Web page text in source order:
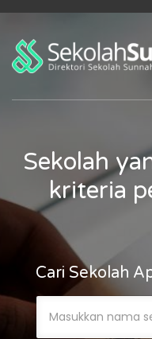
Sekolah
kriteria
Cari Sekolah